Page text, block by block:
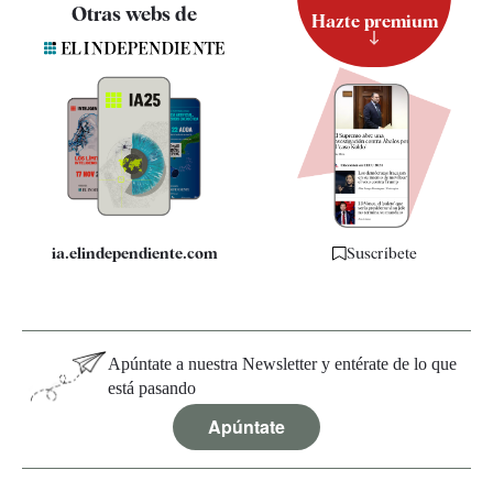
Quiénes somos
Especificaciones
Otras webs de
ia.elindependiente.com
Hazte premium
Suscríbete
Apúntate a nuestra Newsletter y entérate de lo que
está pasando
Apúntate